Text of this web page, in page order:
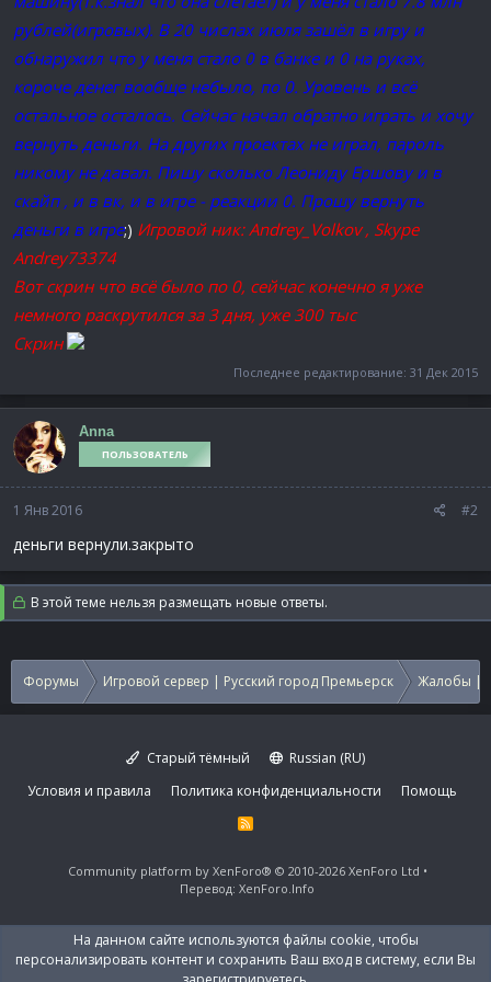
рублей(игровых). В 20 числах июля зашёл в игру и
обнаружил что у меня стало 0 в банке и 0 на руках,
короче денег вообще небыло, по 0. Уровень и всё
остальное осталось. Сейчас начал обратно играть и хочу
вернуть деньги. На других проектах не играл, пароль
никому не давал. Пишу сколько Леониду Ершову и в
скайп , и в вк, и в игре - реакции 0. Прошу вернуть
деньги в игре;) Игровой ник: Andrey_Volkov , Skype
Andrey73374
Вот скрин что всё было по 0, сейчас конечно я уже
немного раскрутился за 3 дня, уже 300 тыс
Скрин
Последнее редактирование: 31 Дек 2015
Anna
ПОЛЬЗОВАТЕЛЬ
1 Янв 2016 #2
деньги вернули.закрыто
В этой теме нельзя размещать новые ответы.
Форумы Игровой сервер | Русский город Премьерск Жалобы |
Старый тёмный
Russian (RU)
Условия и правила
Политика конфиденциальности Помощь
R
Community platform by XenForo® © 2010-2026 XenForo Ltd
Перевод: XenForo.Info
На данном сайте используются файлы cookie, чтобы
персонализировать контент и сохранить Ваш вход в систему, если Вы